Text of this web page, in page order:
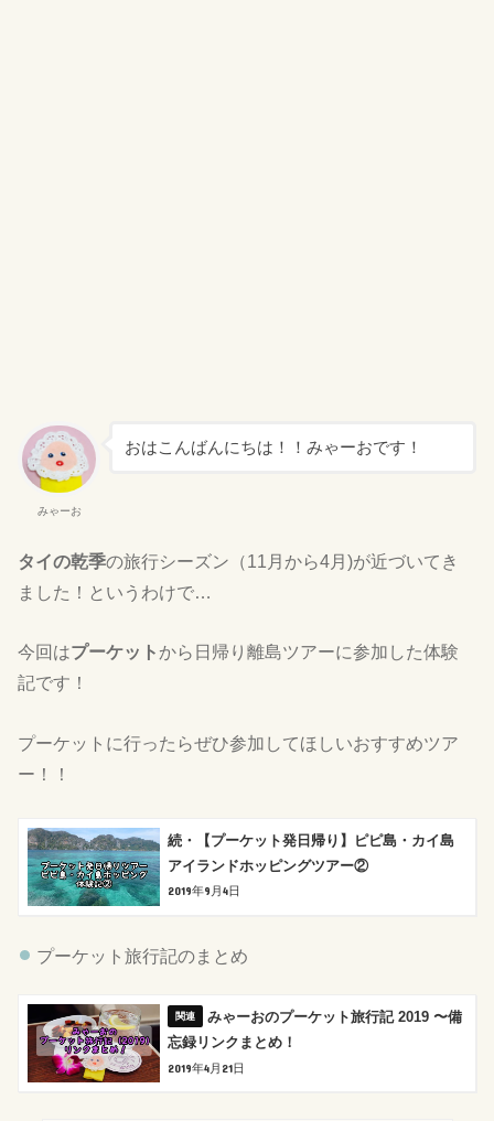
みゃーお
おはこんばんにちは！！みゃーおです！
タイの乾季の旅行シーズン（11月から4月)が近づいてき
ました！というわけで…
今回はプーケットから日帰り離島ツアーに参加した体験
記です！
プーケットに行ったらぜひ参加してほしいおすすめツア
ー！！
続・【プーケット発日帰り】ピピ島・カイ島
アイランドホッピングツアー②
2019年9月4日
プーケット旅行記のまとめ
みゃーおのプーケット旅行記 2019 〜備
忘録リンクまとめ！
2019年4月21日